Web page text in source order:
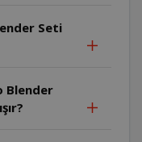
Seti
Blender